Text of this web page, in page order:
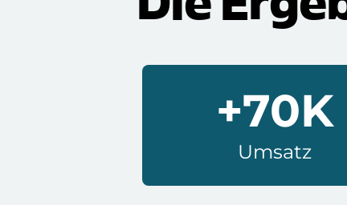
+70K
Umsatz